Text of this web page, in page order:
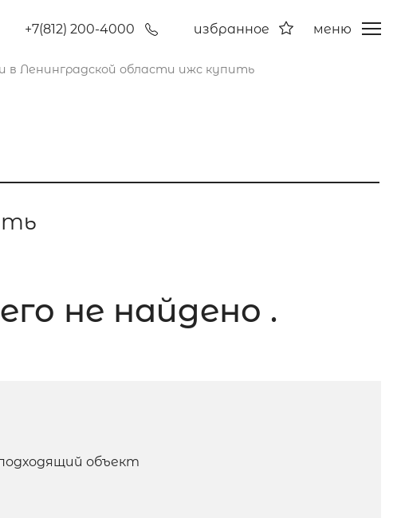
+7(812) 200-4000 избранное меню
в Ленинградской области ижс купить
не найдено .
объект